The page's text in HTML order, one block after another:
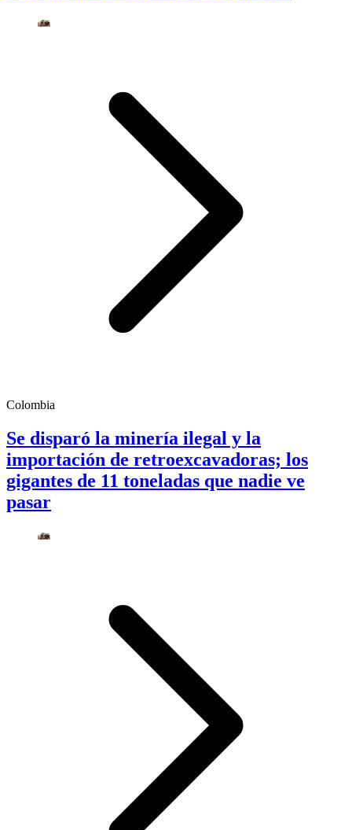
Colombia
Se disparó la minería ilegal y la
importación de retroexcavadoras; los
gigantes de 11 toneladas que nadie ve
pasar